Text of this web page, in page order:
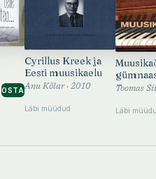
OSTA
Cyrillus Kreek ja
Eesti muusikaelu
Anu Kõlar · 2010
Läbi müüdud Läbi